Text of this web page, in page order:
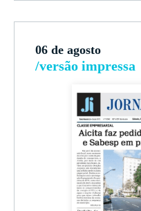
06 de agosto
/versão impressa